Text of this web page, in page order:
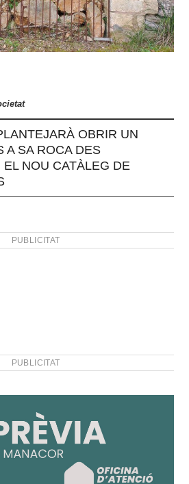
OBRIR UN
A SA ROCA DES
NOU CATÀLEG DE
PUBLICITAT
PUBLICITAT